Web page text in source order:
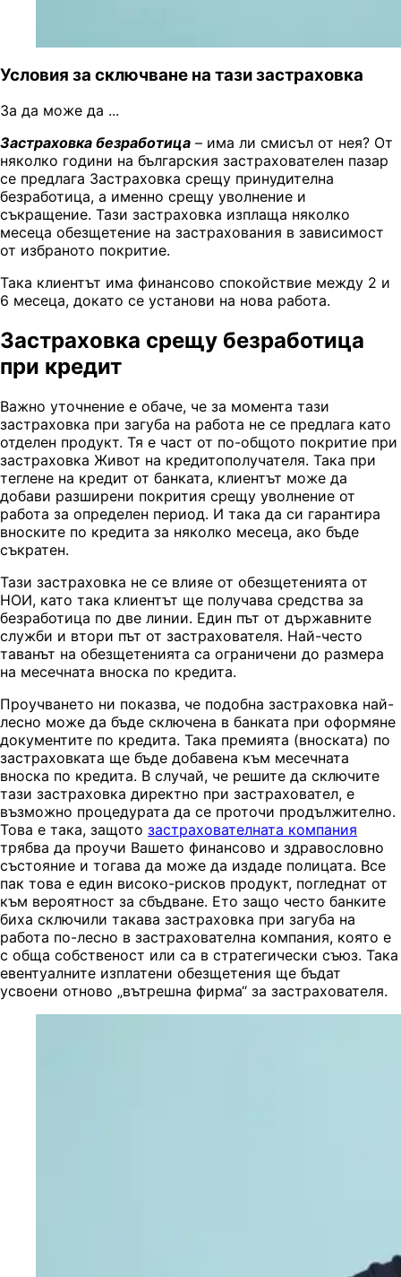
Условия за сключване на тази застраховка
За да може да ...
Застраховка безработица – има ли смисъл от нея? От
няколко години на българския застрахователен пазар
се предлага Застраховка срещу принудителна
безработица, а именно срещу уволнение и
съкращение. Тази застраховка изплаща няколко
месеца обезщетение на застрахования в зависимост
от избраното покритие.
Така клиентът има финансово спокойствие между 2 и
6 месеца, докато се установи на нова работа.
Застраховка срещу безработица
при кредит
Важно уточнение е обаче, че за момента тази
застраховка при загуба на работа не се предлага като
отделен продукт. Тя е част от по-общото покритие при
застраховка Живот на кредитополучателя. Така при
теглене на кредит от банката, клиентът може да
добави разширени покрития срещу уволнение от
работа за определен период. И така да си гарантира
вноските по кредита за няколко месеца, ако бъде
съкратен.
Тази застраховка не се влияе от обезщетенията от
НОИ, като така клиентът ще получава средства за
безработица по две линии. Един път от държавните
служби и втори път от застрахователя. Най-често
таванът на обезщетенията са ограничени до размера
на месечната вноска по кредита.
Проучването ни показва, че подобна застраховка най-
лесно може да бъде сключена в банката при оформяне
документите по кредита. Така премията (вноската) по
застраховката ще бъде добавена към месечната
вноска по кредита. В случай, че решите да сключите
тази застраховка директно при застраховател, е
възможно процедурата да се проточи продължително.
Това е така, защото застрахователната компания
трябва да проучи Вашето финансово и здравословно
състояние и тогава да може да издаде полицата. Все
пак това е един високо-рисков продукт, погледнат от
към вероятност за сбъдване. Ето защо често банките
биха сключили такава застраховка при загуба на
работа по-лесно в застрахователна компания, която е
с обща собственост или са в стратегически съюз. Така
евентуалните изплатени обезщетения ще бъдат
усвоени отново „вътрешна фирма“ за застрахователя.